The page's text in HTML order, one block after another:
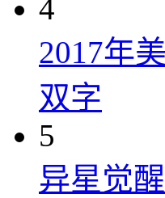
4
2017年
双字
5
异星觉